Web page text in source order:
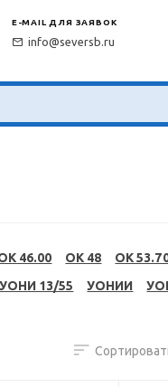
E-MAIL ДЛЯ ЗАЯВОК
info@seversb.ru
46.00 OK 48 OK
УОНИ 13/55 УОНИИ